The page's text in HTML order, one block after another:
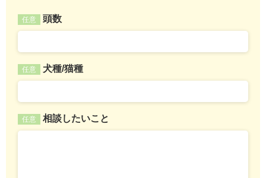
任意 頭数
任意 犬種/猫種
任意 相談したいこと